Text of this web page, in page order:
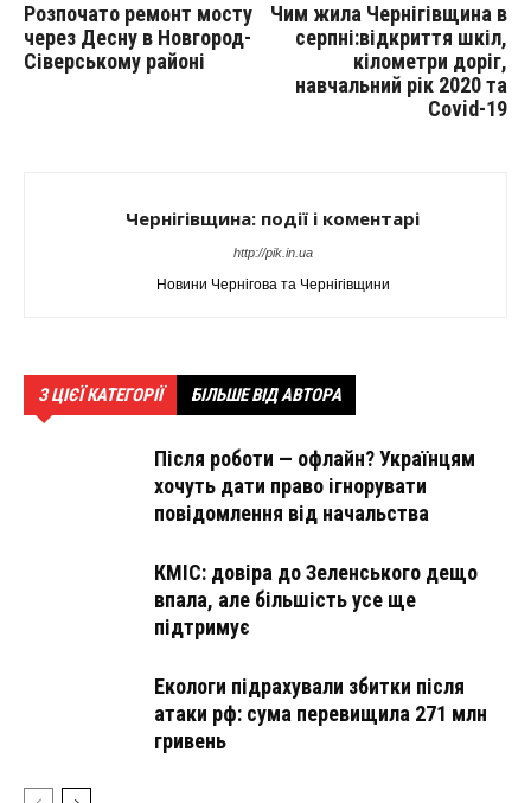
Розпочато ремонт мосту
через Десну в Новгород-
Сіверському районі
Чим жила Чернігівщина в
серпні:відкриття шкіл,
кілометри доріг,
навчальний рік 2020 та
Covid-19
Чернігівщина: події і коментарі
http://pik.in.ua
Новини Чернігова та Чернігівщини
З ЦІЄЇ КАТЕГОРІЇ БІЛЬШЕ ВІД АВТОРА
Після роботи — офлайн? Українцям
хочуть дати право ігнорувати
повідомлення від начальства
КМІС: довіра до Зеленського дещо
впала, але більшість усе ще
підтримує
Екологи підрахували збитки після
атаки рф: сума перевищила 271 млн
гривень